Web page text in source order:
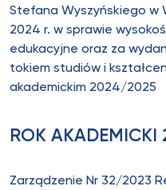
Stefana Wyszyńskiego w
2024 r. w sprawie
edukacyjne oraz za
tokiem studiów i
akademickim 2024/2025
ROK
Zarządzenie Nr 32/2023